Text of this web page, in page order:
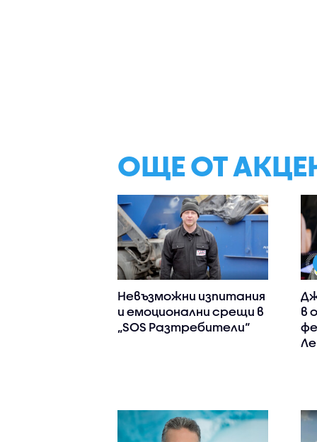
ОЩЕ ОТ
Невъзможни изпитания
и емоционални срещи в
„SOS Разтребители“
в